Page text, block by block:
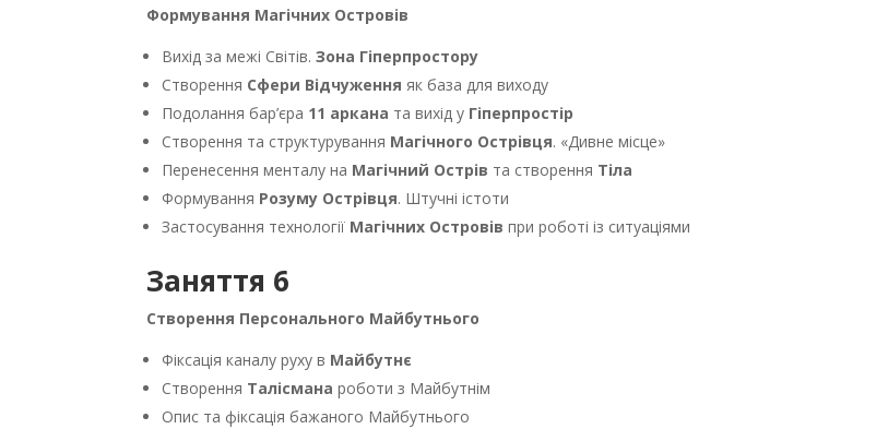
Формування Магічних Островів
Вихід за межі Світів.Зона Гіперпростору
Створення Сфери Відчуження як база для виходу
Подолання бар’єра 11 аркана та вихід у Гіперпростір
Створення та структурування Магічного Острівця. «Дивне місце»
Перенесення менталу на Магічний Острів та створення Тіла
Формування Розуму Острівця. Штучні істоти
Застосування технології Магічних Островів при роботі із ситуаціями
Заняття 6
Створення Персонального Майбутнього
Фіксація каналу руху в Майбутнє
Створення Талісмана роботи з Майбутнім
Опис та фіксація бажаного Майбутнього